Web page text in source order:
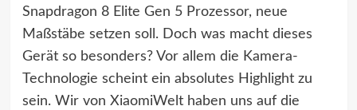
Snapdragon 8 Elite Gen 5 Prozessor, neue
Maßstäbe setzen soll. Doch was macht dieses
Gerät so besonders? Vor allem die Kamera-
Technologie scheint ein absolutes Highlight zu
sein. Wir von XiaomiWelt haben uns auf die